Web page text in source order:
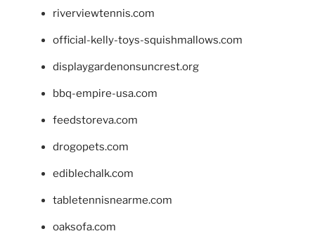
riverviewtennis.com
official-kelly-toys-squishmallows.com
displaygardenonsuncrest.org
bbq-empire-usa.com
feedstoreva.com
drogopets.com
ediblechalk.com
tabletennisnearme.com
oaksofa.com